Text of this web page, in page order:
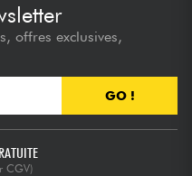
offres exclusives,
GO !
CGV)